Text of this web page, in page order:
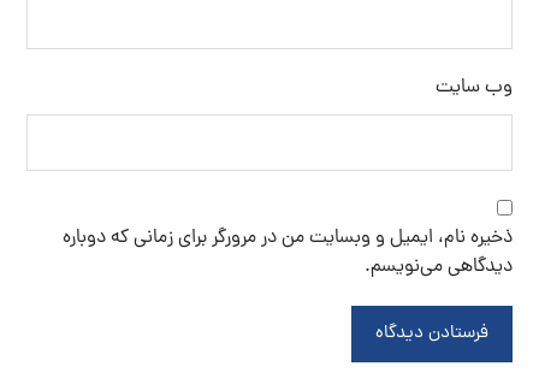
وب‌ سایت
ذخیره نام، ایمیل و وبسایت من در مرورگر برای زمانی که دوباره
دیدگاهی می‌نویسم.
فرستادن دیدگاه